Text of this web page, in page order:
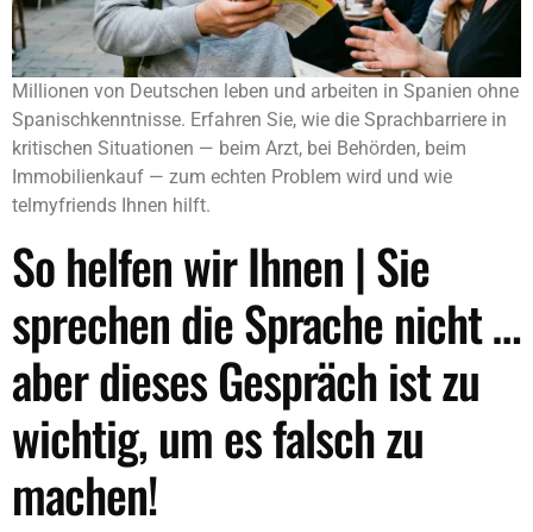
Millionen von Deutschen leben und arbeiten in Spanien ohne
Spanischkenntnisse. Erfahren Sie, wie die Sprachbarriere in
kritischen Situationen — beim Arzt, bei Behörden, beim
Immobilienkauf — zum echten Problem wird und wie
telmyfriends Ihnen hilft.
So helfen wir Ihnen | Sie
sprechen die Sprache nicht …
aber dieses Gespräch ist zu
wichtig, um es falsch zu
machen!